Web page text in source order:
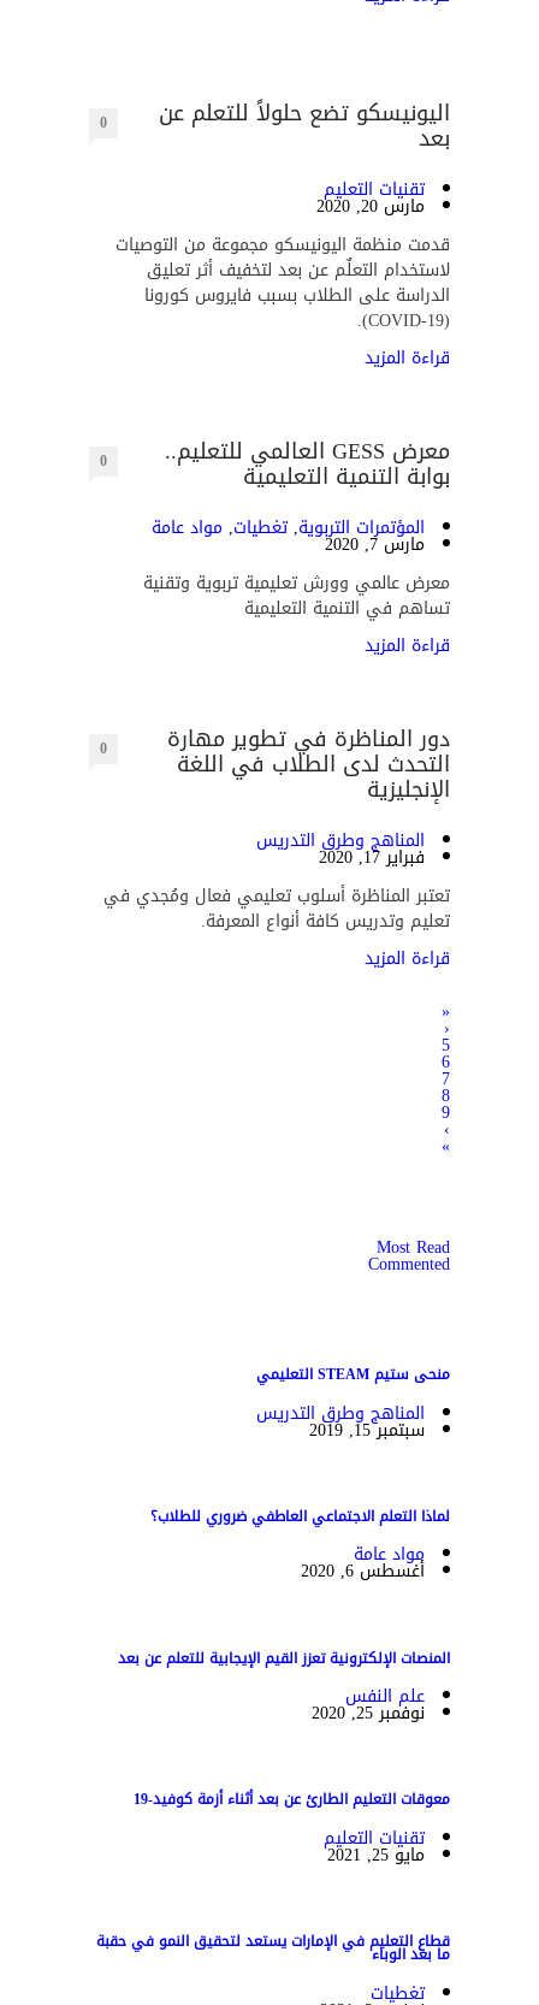
اليونيسكو تضع حلولاً للتعلم عن
بعد 0
تقنيات التعليم
مارس 20, 2020
قدمت منظمة اليونيسكو مجموعة من التوصيات
لاستخدام التعلٌم عن بعد لتخفيف أثر تعليق
الدراسة على الطلاب بسبب فايروس كورونا
(COVID-19).
قراءة المزيد
معرض GESS العالمي للتعليم..
بوابة التنمية التعليمية 0
المؤتمرات التربوية,تغطيات,مواد عامة
مارس 7, 2020
معرض عالمي وورش تعليمية تربوية وتقنية
تساهم في التنمية التعليمية
قراءة المزيد
دور المناظرة في تطوير مهارة
التحدث لدى الطلاب في اللغة
الإنجليزية
0
المناهج وطرق التدريس
فبراير 17, 2020
تعتبر المناظرة أسلوب تعليمي فعال ومُجدي في
تعليم وتدريس كافة أنواع المعرفة.
قراءة المزيد
«
‹
5
6
7
8
9
›
»
Most Read
Commented
منحى ستيم STEAM التعليمي
المناهج وطرق التدريس
سبتمبر 15, 2019
لماذا التعلم الاجتماعي العاطفي ضروري للطلاب؟
مواد عامة
أغسطس 6, 2020
المنصات الإلكترونية تعزز القيم الإيجابية للتعلم عن بعد
علم النفس
نوفمبر 25, 2020
معوقات التعليم الطارئ عن بعد أثناء أزمة كوفيد-19
تقنيات التعليم
مايو 25, 2021
قطاع التعليم في الإمارات يستعد لتحقيق النمو في حقبة
ما بعد الوباء
تغطيات